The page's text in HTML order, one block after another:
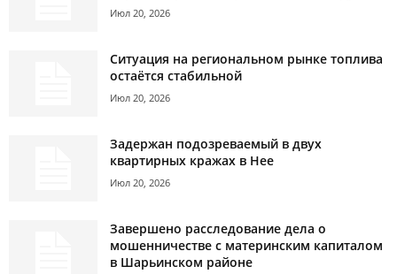
Июл 20, 2026
Ситуация на региональном рынке топлива
остаётся стабильной
Июл 20, 2026
Задержан подозреваемый в двух
квартирных кражах в Нее
Июл 20, 2026
Завершено расследование дела о
мошенничестве с материнским капиталом
в Шарьинском районе